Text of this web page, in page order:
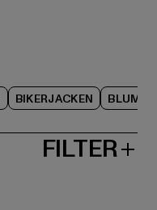
BIKERJACKEN
FILTER